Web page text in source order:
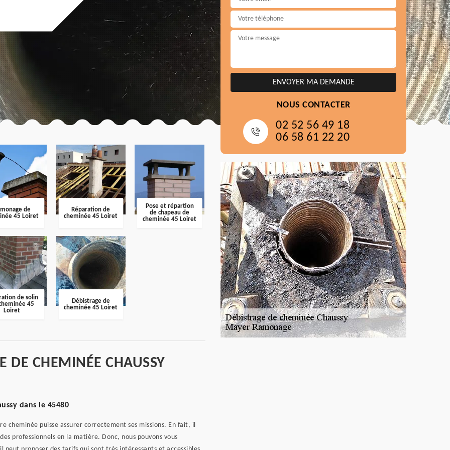
de
45 Loiret
Réparation de
cheminée 45 Loiret
Pose et répartion
de chapeau de
cheminée 45 Loiret
de solin
45
Loiret
Débistrage de
cheminée 45 Loiret
DE CHEMINÉE CHAUSSY
dans le 45480
cheminée puisse assurer correctement ses missions. En fait, il
professionnels en la matière. Donc, nous pouvons vous
NOUS CONTACTER
02 52 56 49 18
06 58 61 22 20